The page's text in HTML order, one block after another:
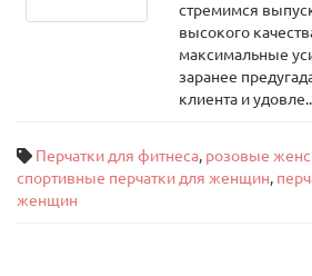
стремимся
высокого
максимальные
заранее
клиента и
Перчатки для фитнеса, розовые
спортивные перчатки для женщин,
женщин